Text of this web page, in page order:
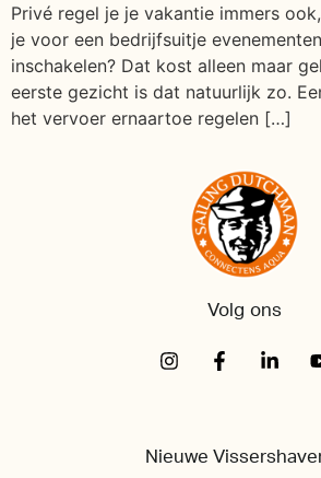
Privé regel je je vakantie immers
je voor een bedrijfsuitje
inschakelen? Dat kost alleen maar
eerste gezicht is dat natuurlijk zo.
het vervoer ernaartoe regelen […]
Volg ons
Nieuwe